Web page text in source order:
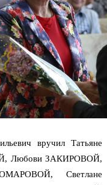
вручил Татьяне
Любови ЗАКИРОВОЙ,
Светлане